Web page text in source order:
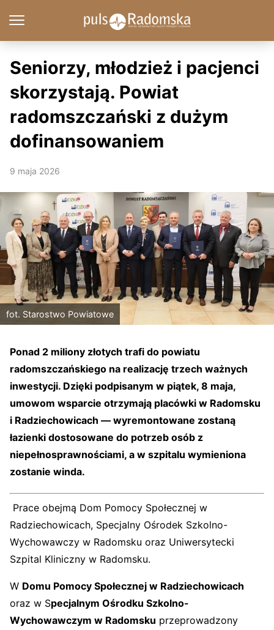
Seniorzy, młodzież i pacjenci
skorzystają. Powiat
radomszczański z dużym
dofinansowaniem
9 maja 2026
fot. Starostwo Powiatowe
Ponad 2 miliony złotych trafi do powiatu
radomszczańskiego na realizację trzech ważnych
inwestycji. Dzięki podpisanym w piątek, 8 maja,
umowom wsparcie otrzymają placówki w Radomsku
i Radziechowicach — wyremontowane zostaną
łazienki dostosowane do potrzeb osób z
niepełnosprawnościami, a w szpitalu wymieniona
zostanie winda.
Prace obejmą Dom Pomocy Społecznej w
Radziechowicach, Specjalny Ośrodek Szkolno-
Wychowawczy w Radomsku oraz Uniwersytecki
Szpital Kliniczny w Radomsku.
W Domu Pomocy Społecznej w Radziechowicach
oraz w Specjalnym Ośrodku Szkolno-
Wychowawczym w Radomsku przeprowadzony